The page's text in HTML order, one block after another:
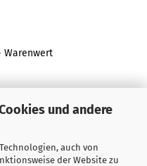
und andere
auch von
der Website zu
Warenwert
versandkostenfrei.